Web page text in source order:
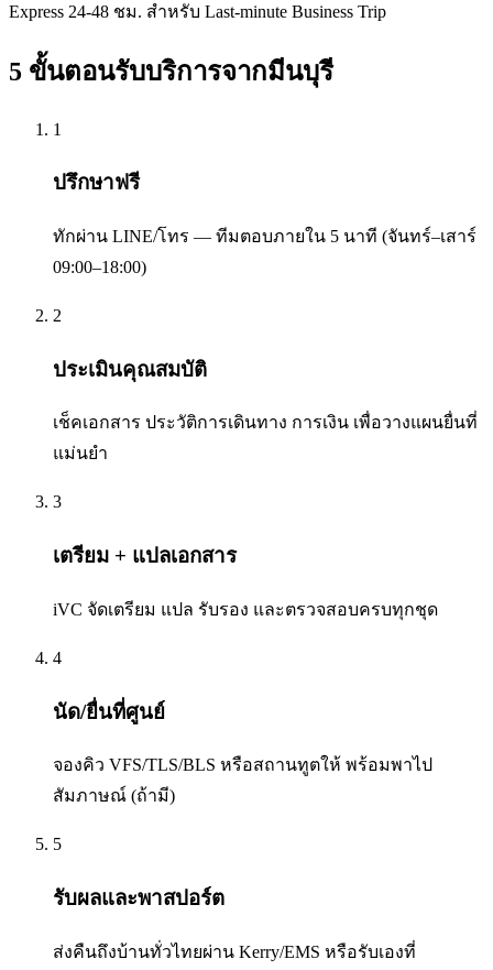
Express 24-48 ชม. สำหรับ Last-minute Business Trip
5 ขั้นตอนรับบริการจากมีนบุรี
1
ปรึกษาฟรี
ทักผ่าน LINE/โทร — ทีมตอบภายใน 5 นาที (จันทร์–เสาร์
09:00–18:00)
2
ประเมินคุณสมบัติ
เช็คเอกสาร ประวัติการเดินทาง การเงิน เพื่อวางแผนยื่นที่
แม่นยำ
3
เตรียม + แปลเอกสาร
iVC จัดเตรียม แปล รับรอง และตรวจสอบครบทุกชุด
4
นัด/ยื่นที่ศูนย์
จองคิว VFS/TLS/BLS หรือสถานทูตให้ พร้อมพาไป
สัมภาษณ์ (ถ้ามี)
5
รับผลและพาสปอร์ต
ส่งคืนถึงบ้านทั่วไทยผ่าน Kerry/EMS หรือรับเองที่